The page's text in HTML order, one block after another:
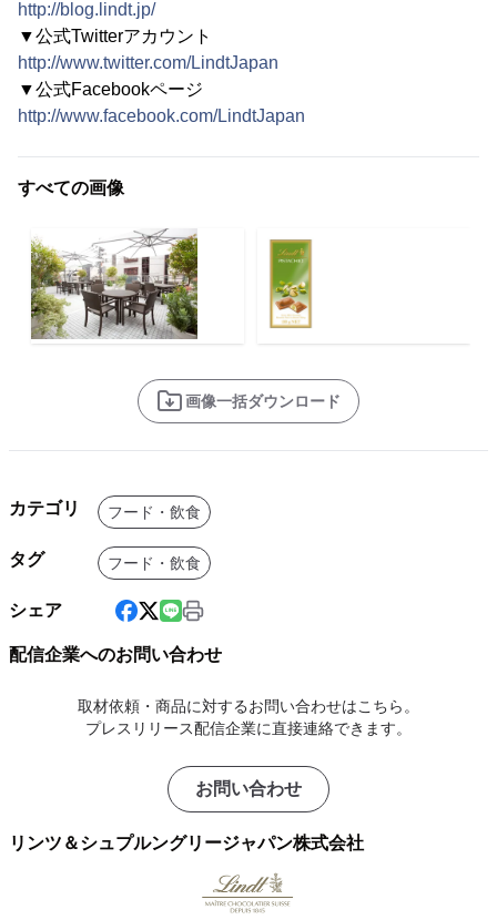
http://blog.lindt.jp/
▼公式Twitterアカウント
http://www.twitter.com/LindtJapan
▼公式Facebookページ
http://www.facebook.com/LindtJapan
すべての画像
画像一括ダウンロード
カテゴリ フード・飲食
タグ フード・飲食
シェア
配信企業へのお問い合わせ
取材依頼・商品に対するお問い合わせはこちら。
プレスリリース配信企業に直接連絡できます。
お問い合わせ
リンツ＆シュプルングリージャパン株式会社